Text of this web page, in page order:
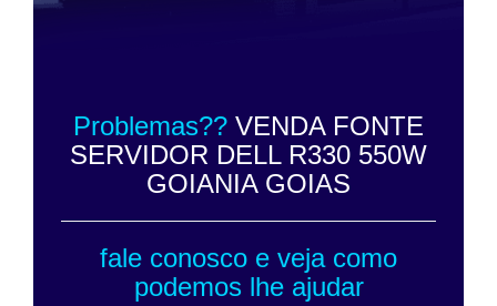
Problemas?? VENDA FONTE
SERVIDOR DELL R330 550W
GOIANIA GOIAS
fale conosco e veja como
podemos lhe ajudar